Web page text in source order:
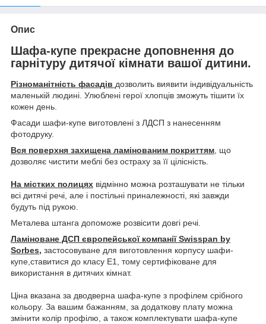
Опис
Шафа-купе прекрасне доповнення до
гарнітуру дитячої кімнати вашої дитини.
Різноманітність фасадів дозволить виявити індивідуальність
маленькій людині. Улюблені герої хлопців зможуть тішити їх
кожен день.
Фасади шафи-купе виготовлені з ЛДСП з нанесенням
фотодруку.
Вся поверхня захищена ламінованим покриттям, що
дозволяє чистити меблі без остраху за її цілісність.
На містких полицях відмінно можна розташувати не тільки
всі дитячі речі, але і постільні приналежності, які завжди
будуть під рукою.
Металева штанга допоможе розвісити довгі речі.
Ламіноване ДСП європейської компанії Swisspan by
Sorbes, застосовуване для виготовлення корпусу шафи-
купе,ставитися до класу Е1, тому сертифіковане для
використання в дитячих кімнат.
Ціна вказана за дводверна шафа-купе з профілем срібного
кольору. За вашим бажанням, за додаткову плату можна
змінити колір профілю, а також комплектувати шафа-купе